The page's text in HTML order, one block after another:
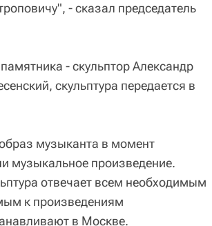
- сказал председатель
- скульптор Александр
скульптура передается в
музыканта в момент
музыкальное произведение.
отвечает всем необходимым
к произведениям
в Москве.